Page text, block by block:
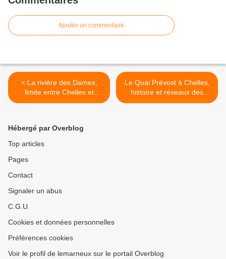
Ajouter un commentaire
< La rivière des Dames,
limite entre Chelles et
Gagny
Le Quai Prévost à Chelles,
histoire et réseaux des
eaux usées >
Hébergé par Overblog
Top articles
Pages
Contact
Signaler un abus
C.G.U.
Cookies et données personnelles
Préférences cookies
Voir le profil de lemarneux sur le portail Overblog